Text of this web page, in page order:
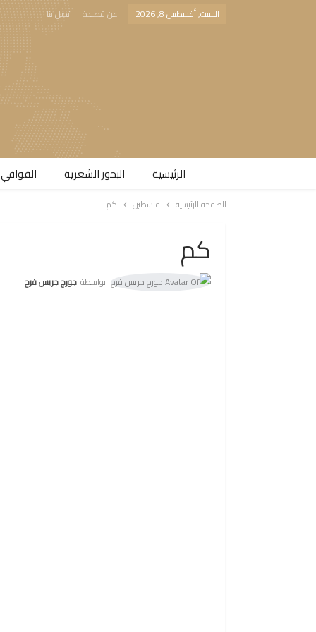
السبت, أغسطس 8, 2026 عن قصيدة اتصل بنا
الرئيسية البحور الشعرية​
الصفحة الرئيسية فلسطين كم
كم
بواسطة جورج جريس فرح